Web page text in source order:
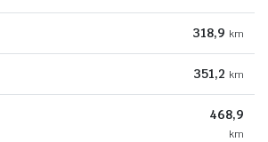
318,9 km
351,2 km
468,9
km